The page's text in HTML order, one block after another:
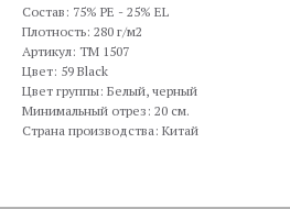
Состав: 75% PE - 25% EL
Плотность: 280 г/м2
Артикул: TM 1507
Цвет: 59 Black
Цвет группы: Белый, черный
Минимальный отрез: 20 см.
Страна производства: Китай